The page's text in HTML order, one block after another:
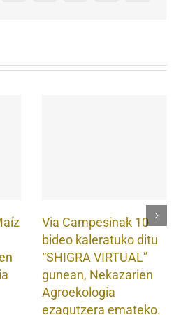
Via Campesinak 10
bideo kaleratuko ditu
“SHIGRA VIRTUAL”
gunean, Nekazarien
Agroekologia
ezagutzera emateko.